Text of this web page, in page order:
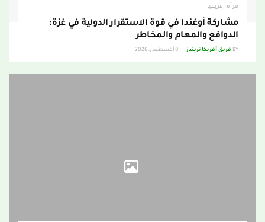
مرآة إفريقيا
مشاركة أوغندا في قوة الاستقرار الدولية في غزة:
الدوافع والمهام والمخاطر
BY فريق أفريكا تريندز